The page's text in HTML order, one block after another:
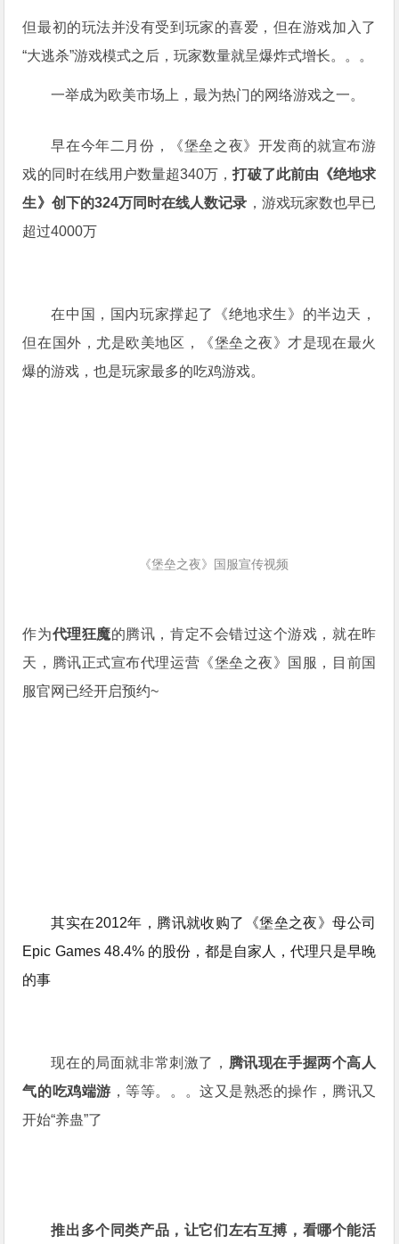
但最初的玩法并没有受到玩家的喜爱，但在游戏加入了
“大逃杀”游戏模式之后，玩家数量就呈爆炸式增长。。。
一举成为欧美市场上，最为热门的网络游戏之一。
早在今年二月份，《堡垒之夜》开发商的就宣布游
戏的同时在线用户数量超340万，打破了此前由《绝地求
生》创下的324万同时在线人数记录 ，游戏玩家数也早已
超过4000万
在中国，国内玩家撑起了《绝地求生》的半边天，
但在国外，尤是欧美地区，《堡垒之夜》才是现在最火
爆的游戏，也是玩家最多的吃鸡游戏。
《堡垒之夜》国服宣传视频
作为代理狂魔的腾讯，肯定不会错过这个游戏，就在昨
天，腾讯正式宣布代理运营《堡垒之夜》国服，目前国
服官网已经开启预约~
其实在2012年， 腾讯就收购了《堡垒之夜》母公司
Epic Games 48.4% 的股份，都是自家人，代理只是早晚
的事
现在的局面就非常刺激了， 腾讯现在手握两个高人
气的吃鸡端游 ，等等。。。这又是熟悉的操作，腾讯又
开始“养蛊”了
推出多个同类产品，让它们左右互搏，看哪个能活